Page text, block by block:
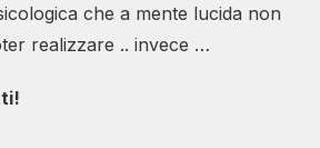
che a mente lucida non
realizzare .. invece …